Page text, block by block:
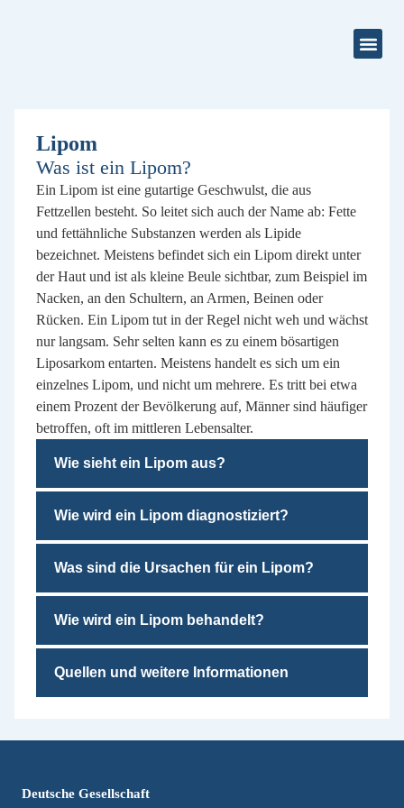
Lipom
Was ist ein Lipom?
Ein Lipom ist eine gutartige Geschwulst, die aus
Fettzellen besteht. So leitet sich auch der Name ab: Fette
und fettähnliche Substanzen werden als Lipide
bezeichnet. Meistens befindet sich ein Lipom direkt unter
der Haut und ist als kleine Beule sichtbar, zum Beispiel im
Nacken, an den Schultern, an Armen, Beinen oder
Rücken. Ein Lipom tut in der Regel nicht weh und wächst
nur langsam. Sehr selten kann es zu einem bösartigen
Liposarkom entarten. Meistens handelt es sich um ein
einzelnes Lipom, und nicht um mehrere. Es tritt bei etwa
einem Prozent der Bevölkerung auf, Männer sind häufiger
betroffen, oft im mittleren Lebensalter.
Wie sieht ein Lipom aus?
Wie wird ein Lipom diagnostiziert?
Was sind die Ursachen für ein Lipom?
Wie wird ein Lipom behandelt?
Quellen und weitere Informationen
Deutsche Gesellschaft